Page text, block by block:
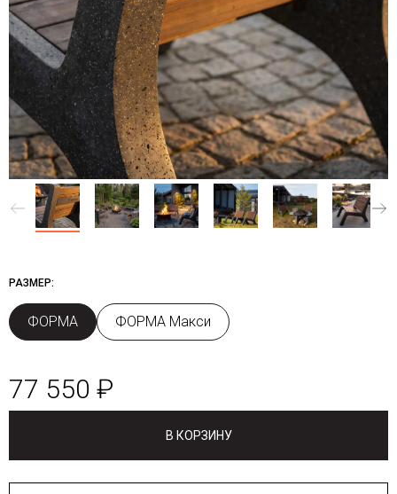
РАЗМЕР:
ФОРМА ФОРМА Макси
77 550 ₽
В КОРЗИНУ